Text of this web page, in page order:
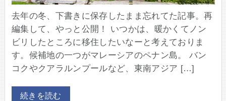
去年の冬、下書きに保存したまま忘れてた記事。再
編集して、やっと公開！ いつかは、暖かくてノン
ビリしたところに移住したいなーと考えておりま
す。候補地の一つがマレーシアのペナン島。 バン
コクやクアラルンプールなど、東南アジア […]
続きを読む